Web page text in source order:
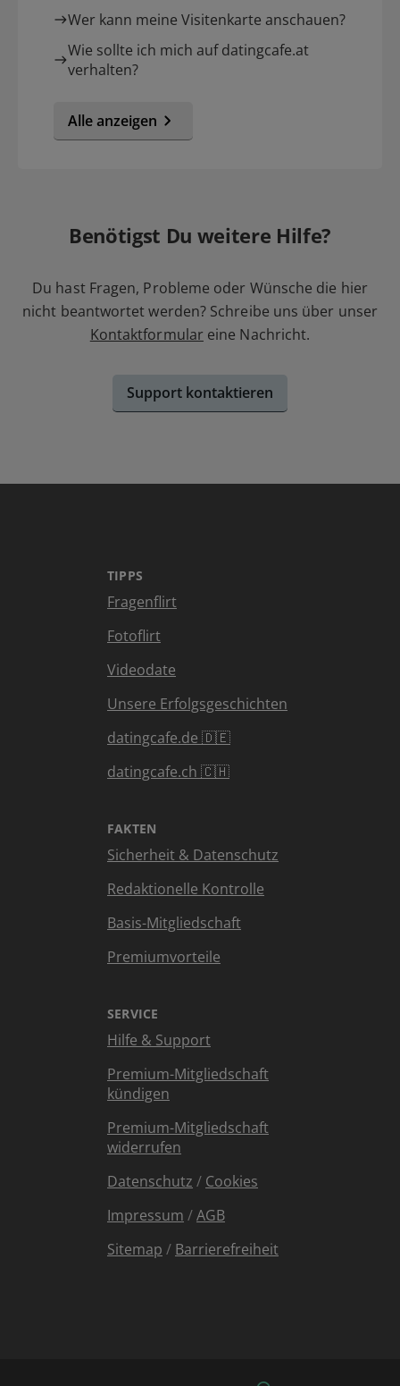
Wer kann meine Visitenkarte anschauen?
Wie sollte ich mich auf datingcafe.at
verhalten?
Alle anzeigen
Benötigst Du weitere Hilfe?
Du hast Fragen, Probleme oder Wünsche die hier
nicht beantwortet werden? Schreibe uns über unser
Kontaktformular eine Nachricht.
Support kontaktieren
TIPPS
Fragenflirt
Fotoflirt
Videodate
Unsere Erfolgsgeschichten
datingcafe.de 🇩🇪
datingcafe.ch 🇨🇭
FAKTEN
Sicherheit & Datenschutz
Redaktionelle Kontrolle
Basis-Mitgliedschaft
Premiumvorteile
SERVICE
Hilfe & Support
Premium-Mitgliedschaft
kündigen
Premium-Mitgliedschaft
widerrufen
Datenschutz / Cookies
Impressum /AGB
Sitemap / Barrierefreiheit